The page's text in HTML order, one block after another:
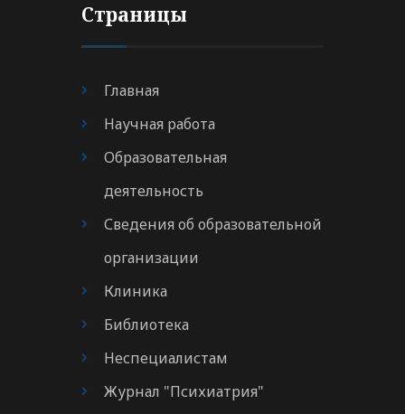
Страницы
Главная
Научная работа
Образовательная
деятельность
Сведения об образовательной
организации
Клиника
Библиотека
Неспециалистам
Журнал "Психиатрия"